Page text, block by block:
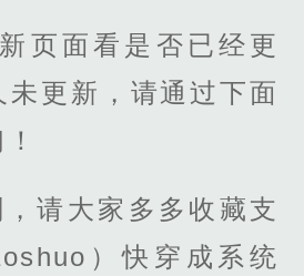
页面看是否已经更
未更新，请通过下面
请大家多多收藏支
）快穿成系统